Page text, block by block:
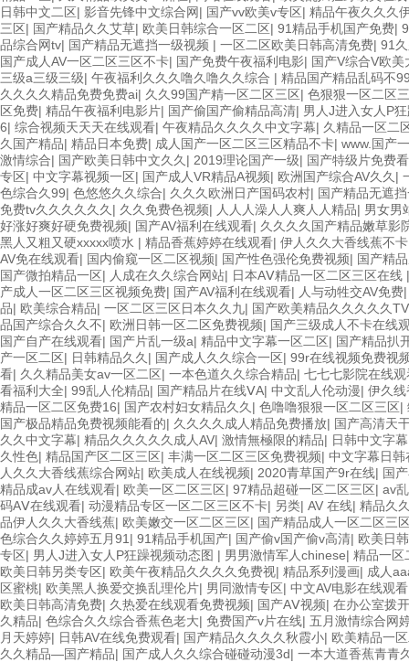
日韩中文二区| 影音先锋中文综合网| 国产vv欧美v专区| 精品午夜久久久
三区| 国产精品久久艾草| 欧美日韩综合一区二区| 91精品手机国产免费|
品综合网tv| 国产精品无遮挡一级视频 | 一区二区欧美日韩高清免费| 91
国产成人AV一区二区三区不卡| 国产免费午夜福利电影| 国产V综合V欧美
三级a三级三级| 午夜福利久久久噜久噜久久综合 | 精品国产精品乱码不
久久久久精品免费免费ai| 久久99国产精一区二区三区| 色狠狠一区二区
区免费| 精品午夜福利电影片| 国产偷国产偷精品高清| 男人J进入女人P
6| 综合视频天天天在线观看| 午夜精品久久久久中文字幕| 久精品一区二
久国产精品| 精品日本免费| 成人国产一区二区三区精品不卡| www.国产
激情综合| 国产欧美日韩中文久久 | 2019理论国产一级| 国产特级片免费
专区| 中文字幕视频一区| 国产成人VR精品A视频| 欧洲国产综合AV久久 |
色综合久99| 色悠悠久久综合| 久久久欧洲日产国码农村| 国产精品无遮
免费tv久久久久久久 | 久久免费色视频| 人人人澡人人爽人人精品| 男女男
好涨好爽好硬免费视频| 国产AV福利在线观看| 久久久久国产精品嫩草影
黑人又粗又硬xxxxx喷水 | 精品香蕉婷婷在线观看| 伊人久久大香线蕉不卡
AV免在线观看| 国内偷窥一区二区视频| 国产性色强伦免费视频| 国产精
国产微拍精品一区| 人成在久久综合网站| 日本AⅤ精品一区二区三区在线
产成人一区二区三区视频免费| 国产AV福利在线观看| 人与动牲交AV免费
品| 欧美综合精品| 一区二区三区日本久久九| 国产欧美精品久久久久久TV
品国产综合久久不| 欧洲日韩一区二区免费视频| 国产三级成人不卡在线
国产自产在线观看| 国产片乱一级a| 精品中文字幕一区二区| 国产精品扒
产一区二区| 日韩精品久久 | 国产成人久久综合一区| 99r在线视频免费视
看| 久久精品美女av一区二区| 一本色道久久综合精品| 七七七影院在线观
看福利大全| 99乱人伦精品| 国产精品片在线ⅤA| 中文乱人伦动漫| 伊久
精品一区二区免费16| 国产农村妇女精品久久 | 色噜噜狠狠一区二区三区|
国产极品精品免费视频能看的| 久久久久成人精品免费播放| 国产高清天
久久中文字幕| 精品久久久久久成人AV| 激情無極限的精品| 日韩中文字幕
久性色| 精品国产区二区三区| 丰满一区二区三区免费视频| 中文字幕日韩
人久久大香线蕉综合网站| 欧美成人在线视频| 2020青草国产9r在线| 国
精品成av人在线观看| 欧美一区二区三区| 97精品超碰一区二区三区| av
码AⅤ在线观看| 动漫精品专区一区二区三区不卡| 另类| AV 在线| 精品久
品伊人久久大香线蕉| 欧美嫩交一区二区三区| 国产精品成人一区二区三
色综合久久婷婷五月91 | 91精品手机国产| 国产偷v国产偷v高清| 欧美日
专区| 男人J进入女人P狂躁视频动态图 | 男男激情军人chinese| 精品一区
欧美日韩另类专区| 欧美午夜精品久久久久免费视| 精品系列漫画| 成人
区蜜桃| 欧美黑人换爱交换乱理伦片| 男同激情专区| 中文AV电影在线观
欧美日韩高清免费| 久热爱在线观看免费视频| 国产AⅤ视频| 在办公室拨
久精品| 色综合久久综合香蕉色老大| 免费国产v片在线| 五月激情综合网
月天婷婷| 日韩AV在线免费观看| 国产精品久久久久秋霞小| 欧美精品一
久久精品—国产精品| 国产成人久久综合碰碰动漫3d| 一本大道香蕉青青